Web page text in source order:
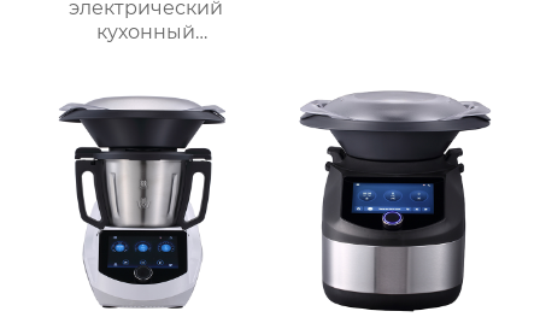
электрический
кухонный
приготовления пищи,
кухонный комбайн,
блендер, тепловизор